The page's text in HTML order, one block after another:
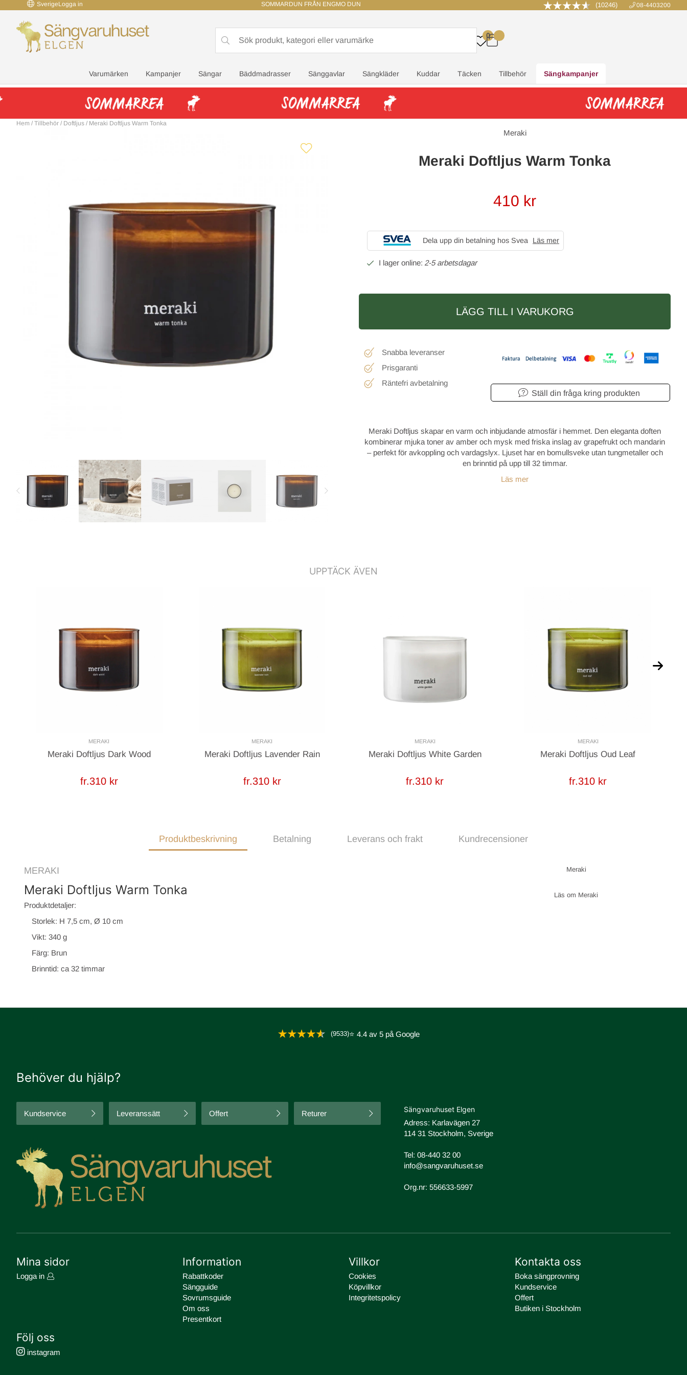
SverigeLogga in SOMMARDUN FRÅN ENGMO DUN (10246) 08-4403200
0
..
Varumärken Kampanjer Sängar Bäddmadrasser Sänggavlar Sängkläder Kuddar Täcken Tillbehör Sängkampanjer
Hem / Tillbehör / Doftljus / Meraki Doftljus Warm Tonka
Meraki
Meraki Doftljus Warm Tonka
410 kr
Dela upp din betalning hos Svea Läs mer
2-5 arbetsdagar
LÄGG TILL I VARUKORG
Snabba leveranser
Prisgaranti
Räntefri avbetalning
Ställ din fråga kring produkten
Meraki Doftljus skapar en varm och inbjudande atmosfär i hemmet. Den eleganta doften
kombinerar mjuka toner av amber och mysk med friska inslag av grapefrukt och mandarin
– perfekt för avkoppling och vardagslyx. Ljuset har en bomullsveke utan tungmetaller och
en brinntid på upp till 32 timmar.
Läs mer
UPPTÄCK ÄVEN
MERAKI
Meraki Doftljus Dark Wood
fr.310 kr
MERAKI
Meraki Doftljus Lavender Rain
fr.310 kr
MERAKI
Meraki Doftljus White Garden
fr.310 kr
MERAKI
Meraki Doftljus Oud Leaf
fr.310 kr
Produktbeskrivning
MERAKI
Meraki Doftljus Warm Tonka
Produktdetaljer:
Storlek: H 7,5 cm, Ø 10 cm
Vikt: 340 g
Färg: Brun
Brinntid: ca 32 timmar
Meraki
Meraki
Betalning Leverans och frakt Kundrecensioner
(9533)⭐ 4.4 av 5 på Google
Behöver du hjälp?
Kundservice Leveranssätt Offert Returer
Sängvaruhuset Elgen
Adress: Karlavägen 27
114 31 Stockholm, Sverige
Tel: 08-440 32 00
info@sangvaruhuset.se
Org.nr: 556633-5997
Mina sidor
Logga in
Information
Rabattkoder
Sängguide
Sovrumsguide
Om oss
Presentkort
Villkor
Cookies
Köpvillkor
Integritetspolicy
Kontakta oss
Boka sängprovning
Kundservice
Offert
Butiken i Stockholm
Följ oss
instagram